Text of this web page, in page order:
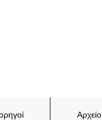
Αρχείο